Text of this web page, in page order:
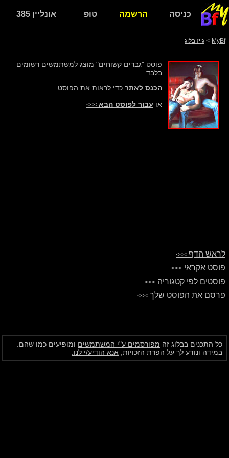
כניסה הרשמה טופ אונליין 385
MyBf
> גייז בלוג
פוסט "גברים קשוחים" מוצג למשתמשים רשומים
בלבד.
הכנס לאתר כדי לראות את הפוסט
או עבור לפוסט הבא >>>
לראש הדף >>>
פוסט אקראי >>>
פוסטים לפי קטגוריה >>>
פרסם את הפוסט שלך >>>
כל התכנים בבלוג זה מפורסמים ע"י המשתמשים ומופיעים כמו שהם.
במידה ונודע לך על הפרת הזכויות, אנא הודיע/י לנו.